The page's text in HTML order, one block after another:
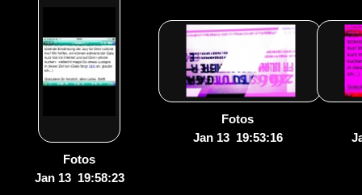
Fotos
Jan 13 19:58:23
Fotos
Jan 13 19:53:16